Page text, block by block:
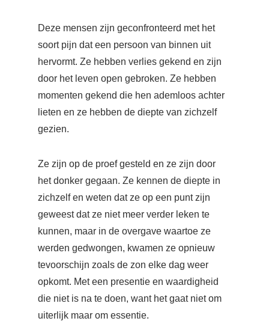
Deze mensen zijn geconfronteerd met het
soort pijn dat een persoon van binnen uit
hervormt. Ze hebben verlies gekend en zijn
door het leven open gebroken. Ze hebben
momenten gekend die hen ademloos achter
lieten en ze hebben de diepte van zichzelf
gezien.
Ze zijn op de proef gesteld en ze zijn door
het donker gegaan. Ze kennen de diepte in
zichzelf en weten dat ze op een punt zijn
geweest dat ze niet meer verder leken te
kunnen, maar in de overgave waartoe ze
werden gedwongen, kwamen ze opnieuw
tevoorschijn zoals de zon elke dag weer
opkomt. Met een presentie en waardigheid
die niet is na te doen, want het gaat niet om
uiterlijk maar om essentie.